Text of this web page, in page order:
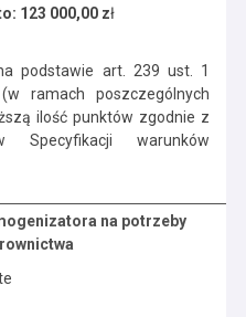
123 000,00 zł
podstawie art. 239 ust. 1
ramach poszczególnych
ilość punktów zgodnie z
Specyfikacji warunków
na potrzeby